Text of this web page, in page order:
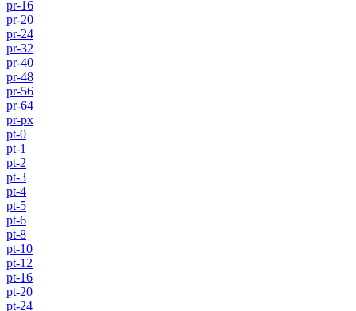
pr-16
pr-20
pr-24
pr-32
pr-40
pr-48
pr-56
pr-64
pr-px
pt-0
pt-1
pt-2
pt-3
pt-4
pt-5
pt-6
pt-8
pt-10
pt-12
pt-16
pt-20
pt-24